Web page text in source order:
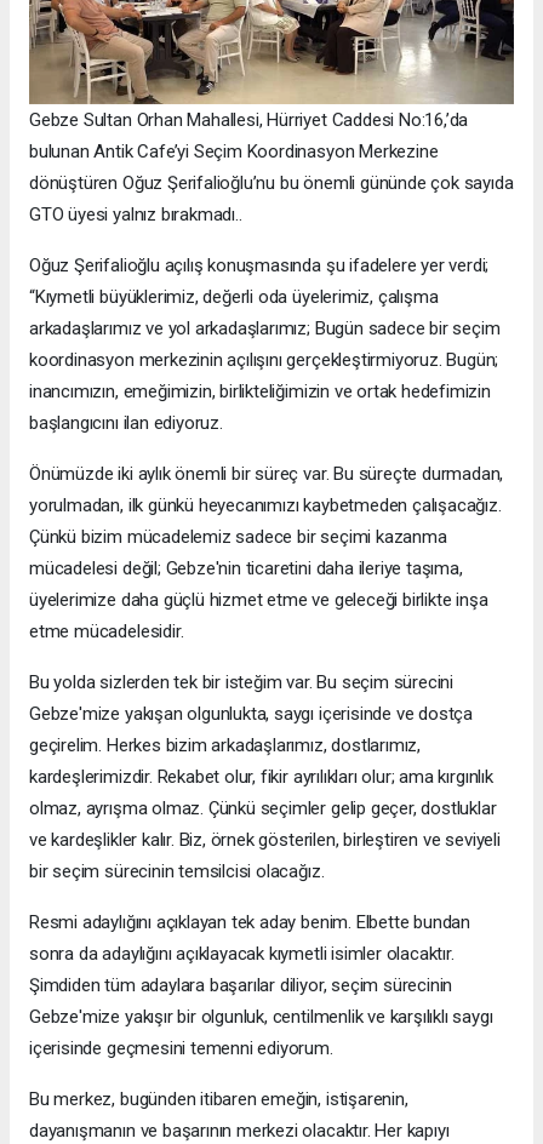
Gebze Sultan Orhan Mahallesi, Hürriyet Caddesi No:16,’da
bulunan Antik Cafe’yi Seçim Koordinasyon Merkezine
dönüştüren Oğuz Şerifalioğlu’nu bu önemli gününde çok sayıda
GTO üyesi yalnız bırakmadı..
Oğuz Şerifalioğlu açılış konuşmasında şu ifadelere yer verdi;
“Kıymetli büyüklerimiz, değerli oda üyelerimiz, çalışma
arkadaşlarımız ve yol arkadaşlarımız; Bugün sadece bir seçim
koordinasyon merkezinin açılışını gerçekleştirmiyoruz. Bugün;
inancımızın, emeğimizin, birlikteliğimizin ve ortak hedefimizin
başlangıcını ilan ediyoruz.
Önümüzde iki aylık önemli bir süreç var. Bu süreçte durmadan,
yorulmadan, ilk günkü heyecanımızı kaybetmeden çalışacağız.
Çünkü bizim mücadelemiz sadece bir seçimi kazanma
mücadelesi değil; Gebze'nin ticaretini daha ileriye taşıma,
üyelerimize daha güçlü hizmet etme ve geleceği birlikte inşa
etme mücadelesidir.
Bu yolda sizlerden tek bir isteğim var. Bu seçim sürecini
Gebze'mize yakışan olgunlukta, saygı içerisinde ve dostça
geçirelim. Herkes bizim arkadaşlarımız, dostlarımız,
kardeşlerimizdir. Rekabet olur, fikir ayrılıkları olur; ama kırgınlık
olmaz, ayrışma olmaz. Çünkü seçimler gelip geçer, dostluklar
ve kardeşlikler kalır. Biz, örnek gösterilen, birleştiren ve seviyeli
bir seçim sürecinin temsilcisi olacağız.
Resmi adaylığını açıklayan tek aday benim. Elbette bundan
sonra da adaylığını açıklayacak kıymetli isimler olacaktır.
Şimdiden tüm adaylara başarılar diliyor, seçim sürecinin
Gebze'mize yakışır bir olgunluk, centilmenlik ve karşılıklı saygı
içerisinde geçmesini temenni ediyorum.
Bu merkez, bugünden itibaren emeğin, istişarenin,
dayanışmanın ve başarının merkezi olacaktır. Her kapıyı